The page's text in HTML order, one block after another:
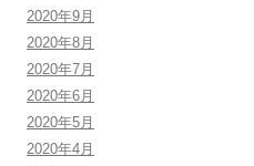
2020年9月
2020年8月
2020年7月
2020年6月
2020年5月
2020年4月